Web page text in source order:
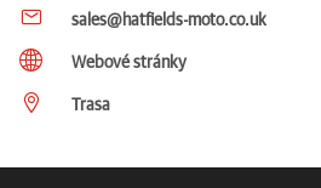
sales@hatfields-moto.co.uk
Webové stránky
Trasa